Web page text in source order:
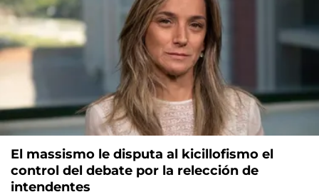
El massismo le disputa al kicillofismo el
control del debate por la relección de
intendentes